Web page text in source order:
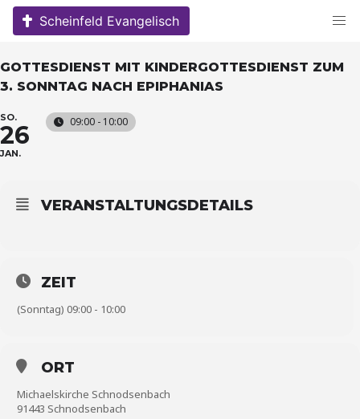
Skip
Scheinfeld Evangelisch
GOTTESDIENST MIT KINDERGOTTESDIENST ZUM
3. SONNTAG NACH EPIPHANIAS
SO.
26
JAN.
09:00 - 10:00
VERANSTALTUNGSDETAILS
ZEIT
(Sonntag) 09:00 - 10:00
ORT
Michaelskirche Schnodsenbach
91443 Schnodsenbach